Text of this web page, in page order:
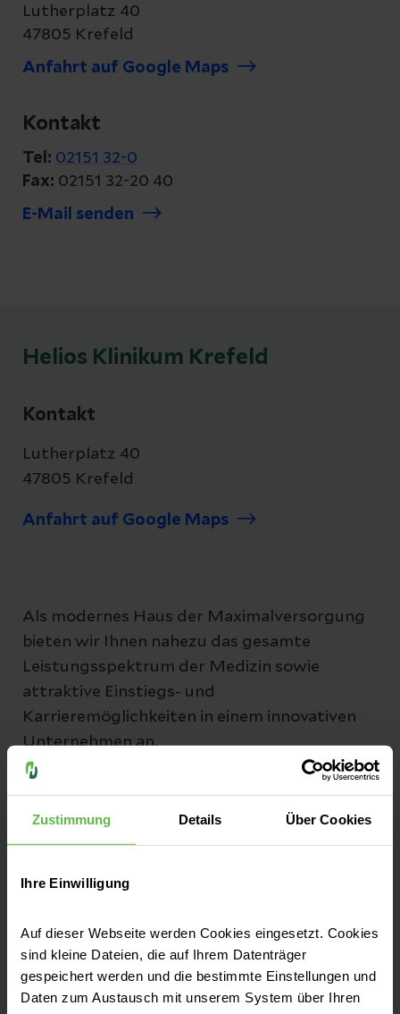
Zustimmung Details Über Cookies
Ihre Einwilligung
Auf dieser Webseite werden Cookies eingesetzt. Cookies
sind kleine Dateien, die auf Ihrem Datenträger
gespeichert werden und die bestimmte Einstellungen und
Daten zum Austausch mit unserem System über Ihren
Lutherplatz 40
47805 Krefeld
Anfahrt auf Google Maps
Kontakt
Tel: 02151 32-0
Fax: 02151 32-20 40
E-Mail senden
Helios Klinikum Krefeld
Kontakt
Lutherplatz 40
47805 Krefeld
Anfahrt auf Google Maps
Als modernes Haus der Maximalversorgung
bieten wir Ihnen nahezu das gesamte
Leistungsspektrum der Medizin sowie
attraktive Einstiegs- und
Karrieremöglichkeiten in einem innovativen
Unternehmen an.
Zentren
Patientenaufnahme